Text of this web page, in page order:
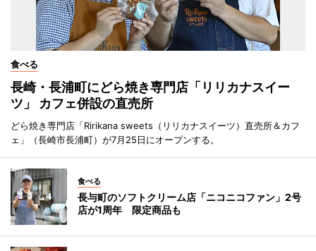
食べる
長崎・長浦町にどら焼き専門店「リリカナスイー
ツ」 カフェ併設の直売所
どら焼き専門店「Ririkana sweets（リリカナスイーツ）直売所＆カフ
ェ」（長崎市長浦町）が7月25日にオープンする。
食べる
長与町のソフトクリーム店「ニコニコファン」2号
店が1周年 限定商品も